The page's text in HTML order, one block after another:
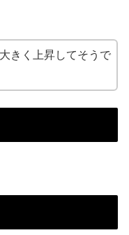
きく上昇してそうで